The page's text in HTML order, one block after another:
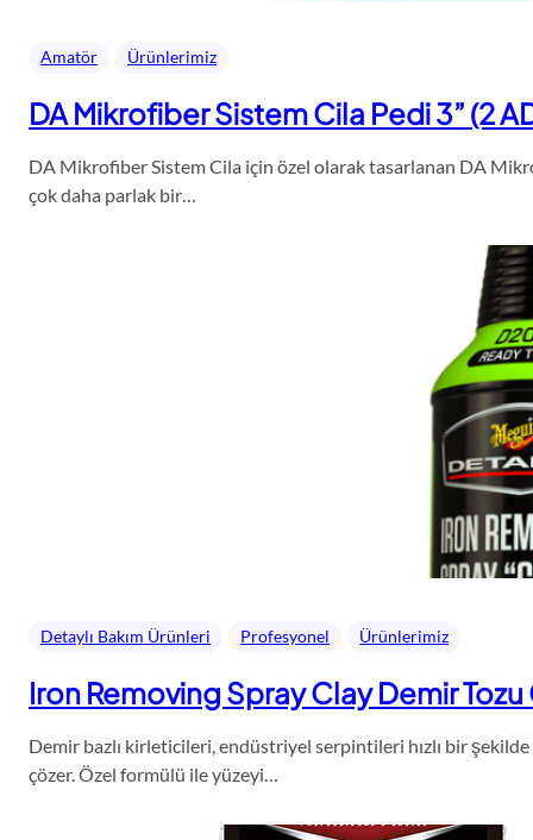
Amatör Ürünlerimiz
DA Mikrofiber Sistem Cila Pedi 3” (2
DA Mikrofiber Sistem Cila için özel olarak tasarlanan DA
çok daha parlak bir…
Detaylı Bakım Ürünleri Profesyonel Ürünlerimiz
Iron Removing Spray Clay Demir
Demir bazlı kirleticileri, endüstriyel serpintileri hızlı bir
çözer. Özel formülü ile yüzeyi…